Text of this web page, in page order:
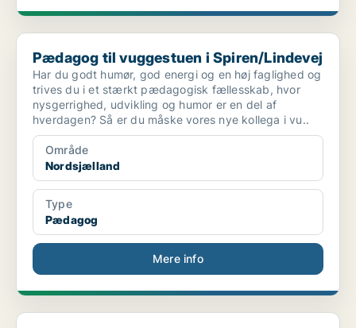
Pædagog til vuggestuen i Spiren/Lindevej
Pædagog til vuggestuen i Spiren/Lindevej
Har du godt humør, god energi og en høj faglighed og
trives du i et stærkt pædagogisk fællesskab, hvor
nysgerrighed, udvikling og humor er en del af
hverdagen? Så er du måske vores nye kollega i vu..
Område
Nordsjælland
Type
Pædagog
Mere info
Vikarstilling: Pædagog barselsvikar 37 timer pr. 1...